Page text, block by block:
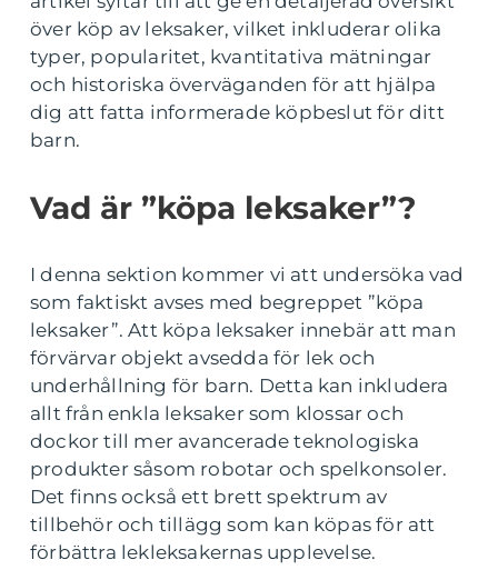
över köp av leksaker, vilket inkluderar olika
typer, popularitet, kvantitativa mätningar
och historiska överväganden för att hjälpa
dig att fatta informerade köpbeslut för ditt
barn.
Vad är ”köpa leksaker”?
I denna sektion kommer vi att undersöka vad
som faktiskt avses med begreppet ”köpa
leksaker”. Att köpa leksaker innebär att man
förvärvar objekt avsedda för lek och
underhållning för barn. Detta kan inkludera
allt från enkla leksaker som klossar och
dockor till mer avancerade teknologiska
produkter såsom robotar och spelkonsoler.
Det finns också ett brett spektrum av
tillbehör och tillägg som kan köpas för att
förbättra lekleksakernas upplevelse.